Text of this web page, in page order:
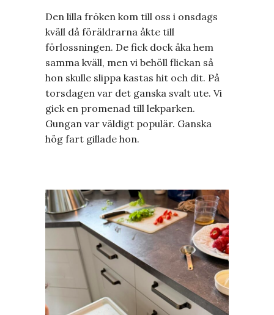
Den lilla fröken kom till oss i onsdags
kväll då föräldrarna åkte till
förlossningen. De fick dock åka hem
samma kväll, men vi behöll flickan så
hon skulle slippa kastas hit och dit. På
torsdagen var det ganska svalt ute. Vi
gick en promenad till lekparken.
Gungan var väldigt populär. Ganska
hög fart gillade hon.